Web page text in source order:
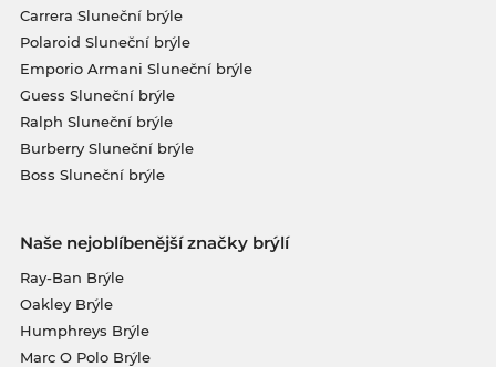
Carrera Sluneční brýle
Polaroid Sluneční brýle
Emporio Armani Sluneční brýle
Guess Sluneční brýle
Ralph Sluneční brýle
Burberry Sluneční brýle
Boss Sluneční brýle
Naše nejoblíbenější značky brýlí
Ray-Ban Brýle
Oakley Brýle
Humphreys Brýle
Marc O Polo Brýle